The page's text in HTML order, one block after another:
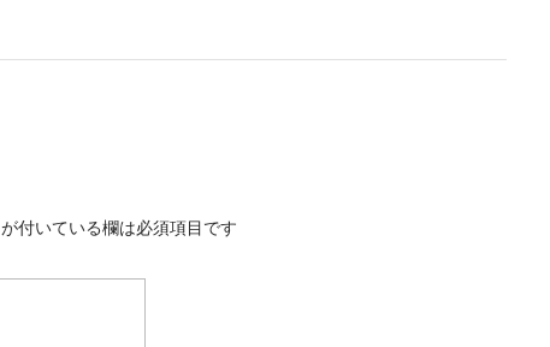
が付いている欄は必須項目です